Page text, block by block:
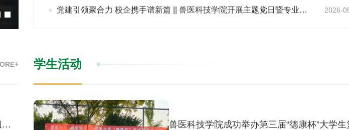
以练筑防 临危不乱||学院成功开展地震及宿舍火灾逃生演练 2026-
党建引领聚合力 校企携手谱新篇 || 兽医科技学院开展主题党日暨专业研学活动
兽医科技学院召开2026年第三次理论学习中心组（扩大）学习会
学生活动
兽医科技学院成功举办第三届“德康杯”大学